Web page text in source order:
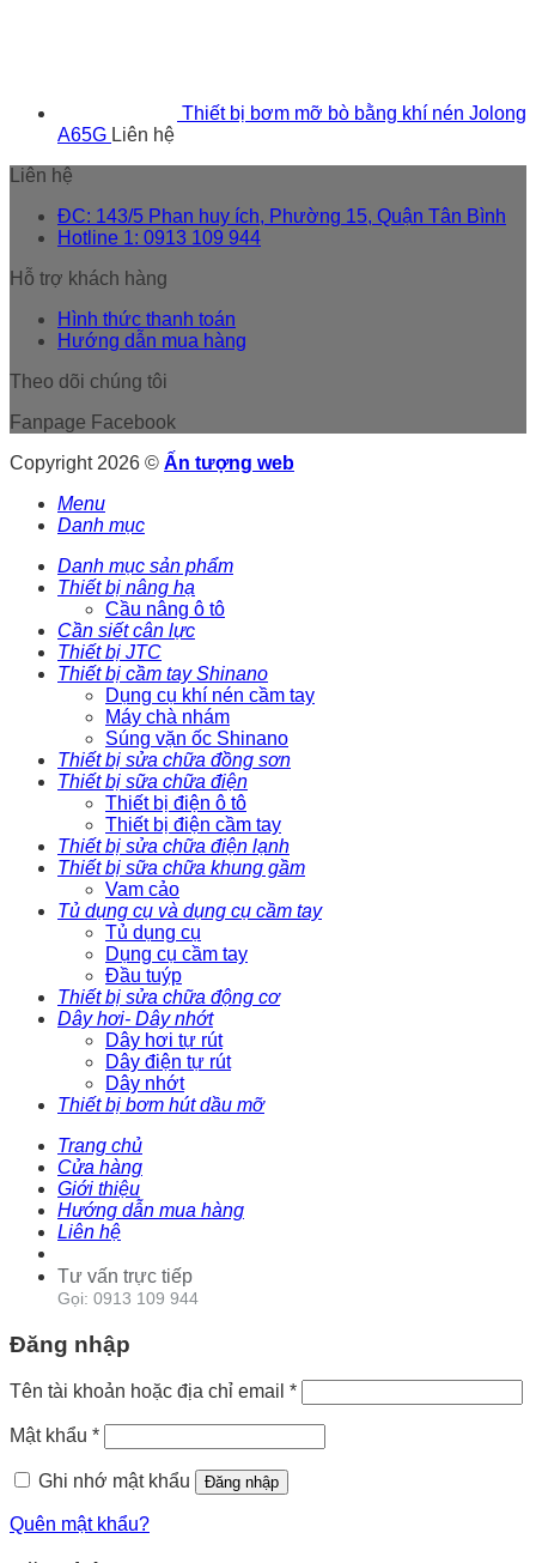
Thiết bị bơm mỡ bò bằng khí nén Jolong
A65G Liên hệ
Liên hệ
ĐC: 143/5 Phan huy ích, Phường 15, Quận Tân Bình
Hotline 1: 0913 109 944
Hỗ trợ khách hàng
Hình thức thanh toán
Hướng dẫn mua hàng
Theo dõi chúng tôi
Fanpage Facebook
Copyright 2026 © Ấn tượng web
Menu
Danh mục
Danh mục sản phẩm
Thiết bị nâng hạ
Cầu nâng ô tô
Cần siết cân lực
Thiết bị JTC
Thiết bị cầm tay Shinano
Dụng cụ khí nén cầm tay
Máy chà nhám
Súng vặn ốc Shinano
Thiết bị sửa chữa đồng sơn
Thiết bị sữa chữa điện
Thiết bị điện ô tô
Thiết bị điện cầm tay
Thiết bị sửa chữa điện lạnh
Thiết bị sữa chữa khung gầm
Vam cảo
Tủ dụng cụ và dụng cụ cầm tay
Tủ dụng cụ
Dụng cụ cầm tay
Đầu tuýp
Thiết bị sửa chữa động cơ
Dây hơi- Dây nhớt
Dây hơi tự rút
Dây điện tự rút
Dây nhớt
Thiết bị bơm hút dầu mỡ
Trang chủ
Cửa hàng
Giới thiệu
Hướng dẫn mua hàng
Liên hệ
Tư vấn trực tiếp
Gọi: 0913 109 944
Đăng nhập
Tên tài khoản hoặc địa chỉ email *
Mật khẩu *
Ghi nhớ mật khẩu Đăng nhập
Quên mật khẩu?